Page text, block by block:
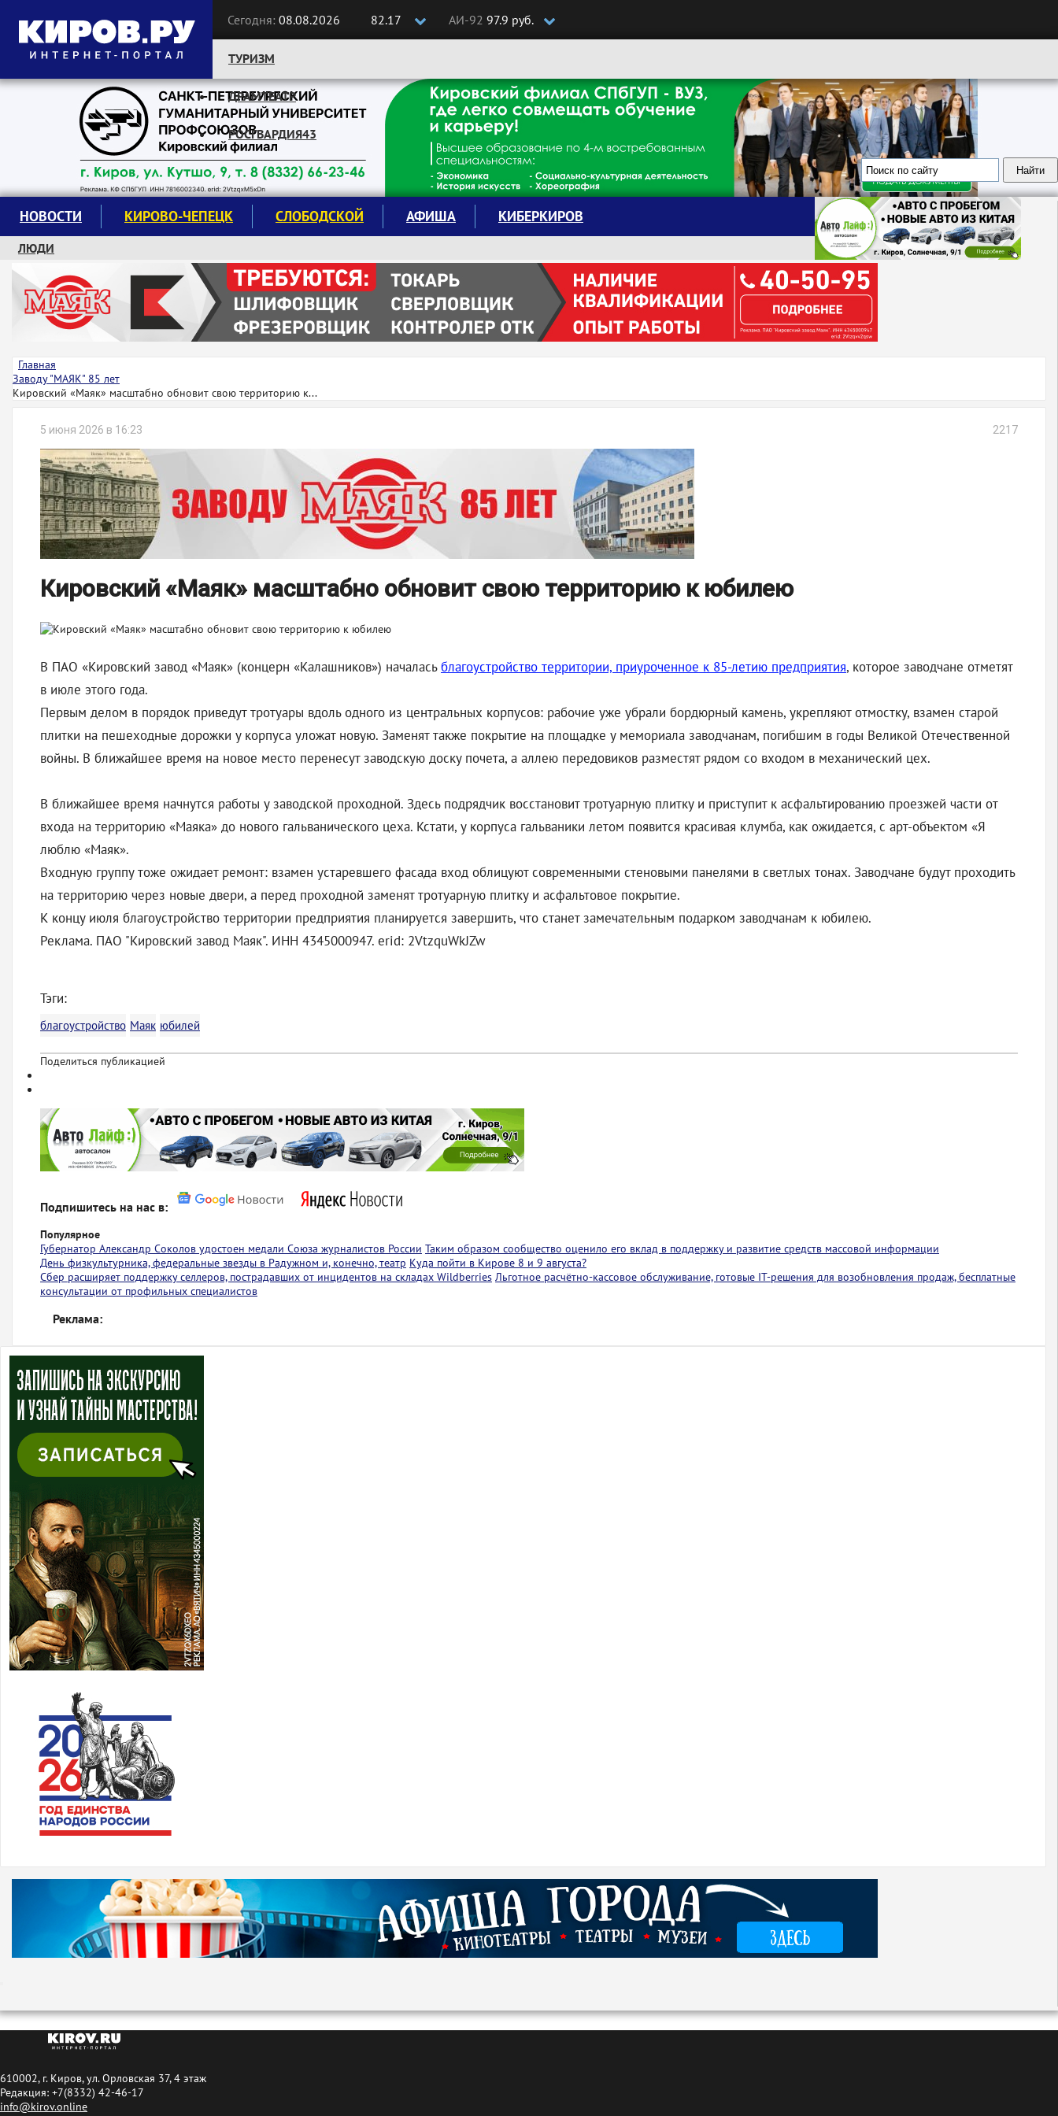
Сегодня: 08.08.2026 82.17 АИ-92 97.9 руб.
Следите за новостями:
ТУРИЗМ
ДРАМТЕАТР
РОСГВАРДИЯ43
НОВОСТИ КИРОВО-ЧЕПЕЦК СЛОБОДСКОЙ АФИША КИБЕРКИРОВ
ЛЮДИ
КРУЖКИ И СЕКЦИИ
ЗАВОДУ "МАЯК" 85 ЛЕТ
ЭКОЛОГИЯ
Главная
Заводу "МАЯК" 85 лет
Кировский «Маяк» масштабно обновит свою территорию к...
5 июня 2026 в 16:23 2217
Кировский «Маяк» масштабно обновит свою территорию к юбилею
В ПАО «Кировский завод «Маяк» (концерн «Калашников») началасьблагоустройство территории, приуроченное к 85-летию предприятия, которое заводчане отметят
в июле этого года.
Первым делом в порядок приведут тротуары вдоль одного из центральных корпусов: рабочие уже убрали бордюрный камень, укрепляют отмостку, взамен старой
плитки на пешеходные дорожки у корпуса уложат новую. Заменят также покрытие на площадке у мемориала заводчанам, погибшим в годы Великой Отечественной
войны. В ближайшее время на новое место перенесут заводскую доску почета, а аллею передовиков разместят рядом со входом в механический цех.
В ближайшее время начнутся работы у заводской проходной. Здесь подрядчик восстановит тротуарную плитку и приступит к асфальтированию проезжей части от
входа на территорию «Маяка» до нового гальванического цеха. Кстати, у корпуса гальваники летом появится красивая клумба, как ожидается, с арт-объектом «Я
люблю «Маяк».
Входную группу тоже ожидает ремонт: взамен устаревшего фасада вход облицуют современными стеновыми панелями в светлых тонах. Заводчане будут проходить
на территорию через новые двери, а перед проходной заменят тротуарную плитку и асфальтовое покрытие.
К концу июля благоустройство территории предприятия планируется завершить, что станет замечательным подарком заводчанам к юбилею.
Реклама. ПАО "Кировский завод Маяк". ИНН 4345000947. erid: 2VtzquWkJZw
Тэги:
благоустройство Маяк юбилей
Поделиться публикацией
Подпишитесь на нас в:
Популярное
Губернатор Александр Соколов удостоен медали Союза журналистов России Таким образом сообщество оценило его вклад в поддержку и развитие средств массовой информации
День физкультурника, федеральные звезды в Радужном и, конечно, театр Куда пойти в Кирове 8 и 9 августа?
Сбер расширяет поддержку селлеров, пострадавших от инцидентов на складах Wildberries Льготное расчётно-кассовое обслуживание, готовые IT-решения для возобновления продаж, бесплатные
консультации от профильных специалистов
Реклама:
610002, г. Киров, ул. Орловская 37, 4 этаж
Редакция: +7(8332) 42-46-17
info@kirov.online